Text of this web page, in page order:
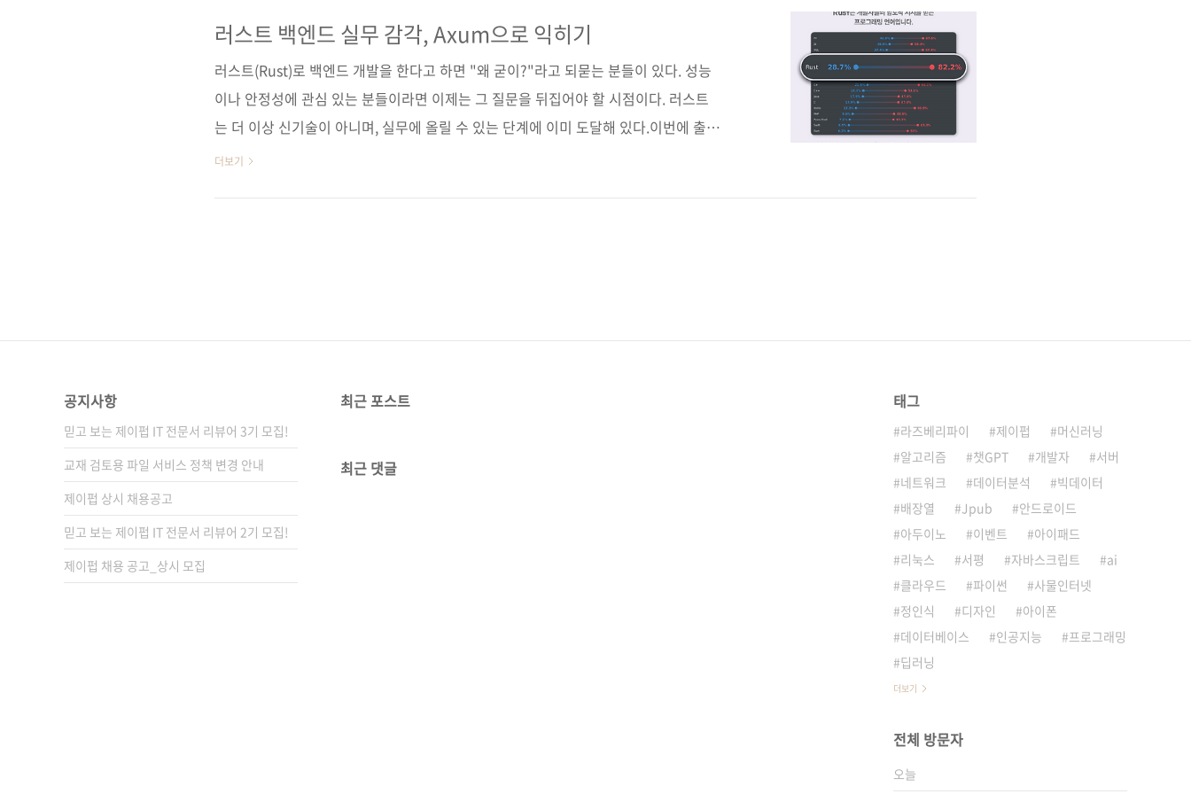
심의 학습으로 Axum을 활용한 백엔드 개발 역량을 키워보자. 도서구매 사이트(가나다
순) ..
러스트 백엔드 실무 감각, Axum으로 익히기
러스트(Rust)로 백엔드 개발을 한다고 하면 "왜 굳이?"라고 되묻는 분들이 있다. 성능
이나 안정성에 관심 있는 분들이라면 이제는 그 질문을 뒤집어야 할 시점이다. 러스트
는 더 이상 신기술이 아니며, 실무에 올릴 수 있는 단계에 이미 도달해 있다.이번에 출간
된 《LUVIT♥ 실전 백엔드 러스트 Axum 프로그래밍》 은 그런 맥락에서 매우 시의적
더보기
공지사항
믿고 보는 제이펍 IT 전문서 리뷰어 3기 모집!
교재 검토용 파일 서비스 정책 변경 안내
제이펍 상시 채용공고
믿고 보는 제이펍 IT 전문서 리뷰어 2기 모집!
제이펍 채용 공고_상시 모집
최근 포스트
최근 댓글
태그
라즈베리파이 제이펍
머신러닝
알고리즘
챗GPT 개발자
서버
네트워크
데이터분석
빅데이터
배장열
Jpub
안드로이드
아두이노
이벤트
아이패드
리눅스
서평 자바스크립트
ai
클라우드
파이썬
사물인터넷
정인식
디자인
아이폰
데이터베이스
인공지능
프로그래밍
딥러닝
더보기
전체 방문자
오늘